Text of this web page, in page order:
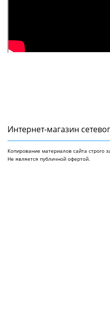
Интернет-магазин
Копирование материалов сайта строго
Не является публичной офертой.